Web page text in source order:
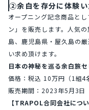
②余白を存分に体験い
オープニング記念商品と
ン」を販売します。人気
島、鹿児島県・屋久島の
い求め頂けます。
日本の神秘を巡る余白旅
価格：税込 10万円（1組4
販売期間：2023年5月3日
【TRAPOL合同会社につい